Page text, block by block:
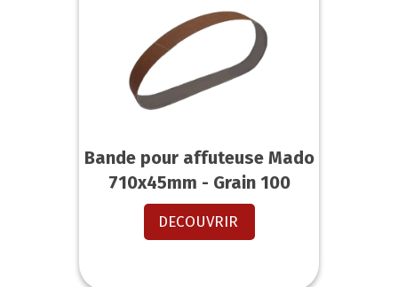
Bande pour affuteuse Mado
710x45mm - Grain 100
DECOUVRIR